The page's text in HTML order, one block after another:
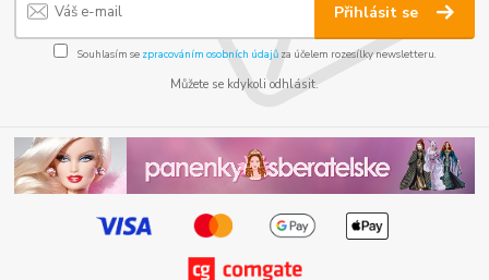
Přihlásit se
Souhlasím se zpracováním osobních údajůza účelem rozesílky newsletteru.
Můžete se kdykoli odhlásit.